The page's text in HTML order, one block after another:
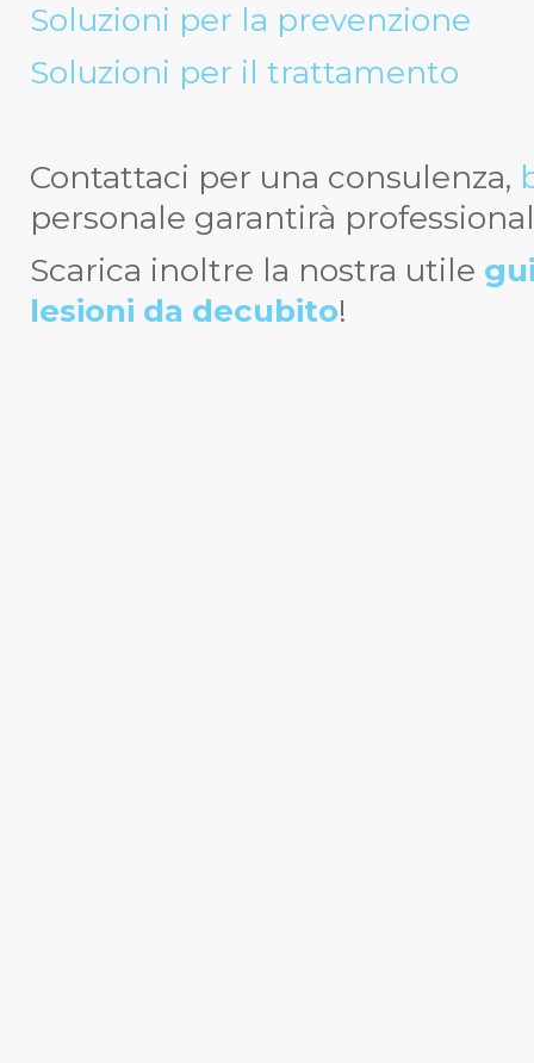
Soluzioni per la prevenzione
Soluzioni per il trattamento
Contattaci per una consulenza,
personale garantirà
Scarica inoltre la nostra utile
lesioni da decubito!